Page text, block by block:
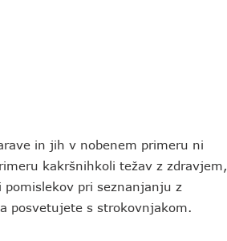
in jih v nobenem primeru ni
kakršnihkoli težav z zdravjem,
pri seznanjanju z
posvetujete s strokovnjakom.